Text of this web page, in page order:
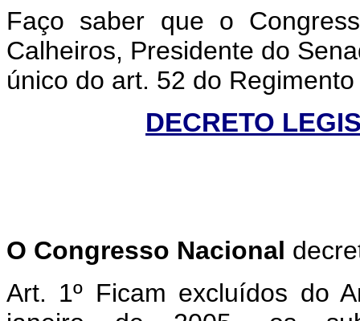
Faço saber que o
Calheiros, Presidente do
único do art. 52 do
DECRETO
O Congresso Nacional
Art. 1º Ficam excluídos do